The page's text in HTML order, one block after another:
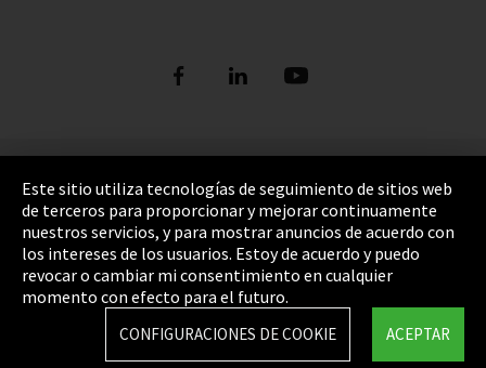
Pie de imprenta
Política de privacidad
Cookie Settings
Términos y Condiciones
Mapa del sitio
Este sitio utiliza tecnologías de seguimiento de sitios web
de terceros para proporcionar y mejorar continuamente
nuestros servicios, y para mostrar anuncios de acuerdo con
los intereses de los usuarios. Estoy de acuerdo y puedo
revocar o cambiar mi consentimiento en cualquier
momento con efecto para el futuro.
ACEPTAR
CONFIGURACIONES DE COOKIE